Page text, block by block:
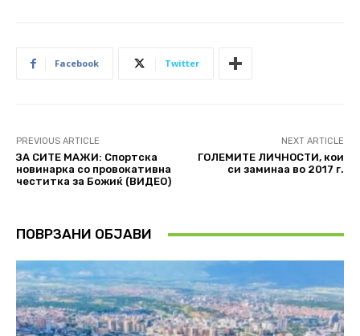
Facebook Twitter
PREVIOUS ARTICLE
ЗА СИТЕ МАЖИ: Спортска
новинарка со провокативна
честитка за Божиќ (ВИДЕО)
NEXT ARTICLE
ГОЛЕМИТЕ ЛИЧНОСТИ, кои
си заминаа во 2017 г.
ПОВРЗАНИ ОБЈАВИ